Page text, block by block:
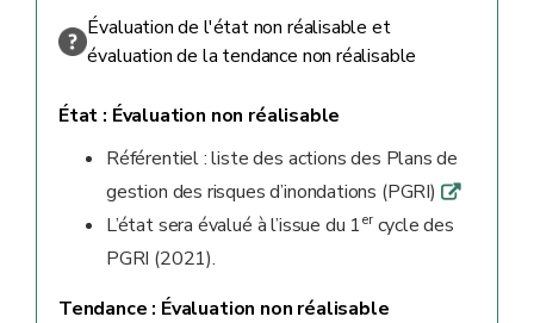
Évaluation de l'état non réalisable et
évaluation de la tendance non réalisable
État : Évaluation non réalisable
Référentiel : liste des actions des Plans de
gestion des risques d’inondations (PGRI) q
L’état sera évalué à l’issue du 1ercycle des
PGRI (2021).
Tendance : Évaluation non réalisable